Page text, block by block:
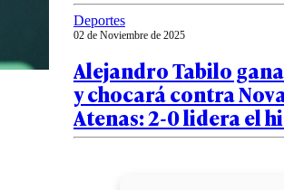
Deportes
02 de Noviembre de 2025
Alejandro Tabilo
y chocará contra
Atenas: 2-0 lidera el